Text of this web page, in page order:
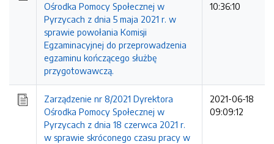
Ośrodka Pomocy Społecznej w
Pyrzycach z dnia 5 maja 2021 r. w
sprawie powołania Komisji
Egzaminacyjnej do przeprowadzenia
egzaminu kończącego służbę
przygotowawczą.
10:36:10
Zarządzenie nr 8/2021 Dyrektora
Ośrodka Pomocy Społecznej w
Pyrzycach z dnia 18 czerwca 2021 r.
w sprawie skróconego czasu pracy w
2021-06-18
09:09:12